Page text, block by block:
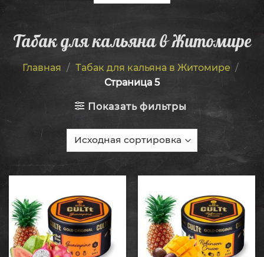
Табак для кальяна в Житомире
Главная / Табак для кальяна в Житомире /
Страница 5
Показать фильтры